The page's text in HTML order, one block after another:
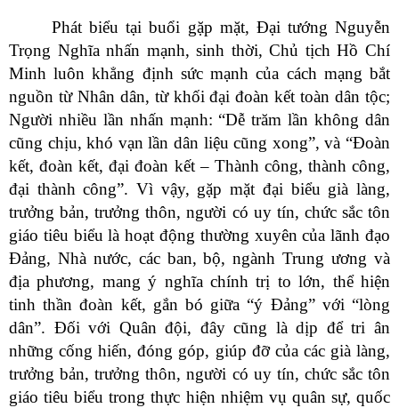
Phát biểu tại buổi gặp mặt, Đại tướng Nguyễn
Trọng Nghĩa nhấn mạnh, sinh thời, Chủ tịch Hồ Chí
Minh luôn khẳng định sức mạnh của cách mạng bắt
nguồn từ Nhân dân, từ khối đại đoàn kết toàn dân tộc;
Người nhiều lần nhấn mạnh: “Dễ trăm lần không dân
cũng chịu, khó vạn lần dân liệu cũng xong”, và “Đoàn
kết, đoàn kết, đại đoàn kết – Thành công, thành công,
đại thành công”. Vì vậy, gặp mặt đại biểu già làng,
trưởng bản, trưởng thôn, người có uy tín, chức sắc tôn
giáo tiêu biểu là hoạt động thường xuyên của lãnh đạo
Đảng, Nhà nước, các ban, bộ, ngành Trung ương và
địa phương, mang ý nghĩa chính trị to lớn, thể hiện
tinh thần đoàn kết, gắn bó giữa “ý Đảng” với “lòng
dân”. Đối với Quân đội, đây cũng là dịp để tri ân
những cống hiến, đóng góp, giúp đỡ của các già làng,
trưởng bản, trưởng thôn, người có uy tín, chức sắc tôn
giáo tiêu biểu trong thực hiện nhiệm vụ quân sự, quốc